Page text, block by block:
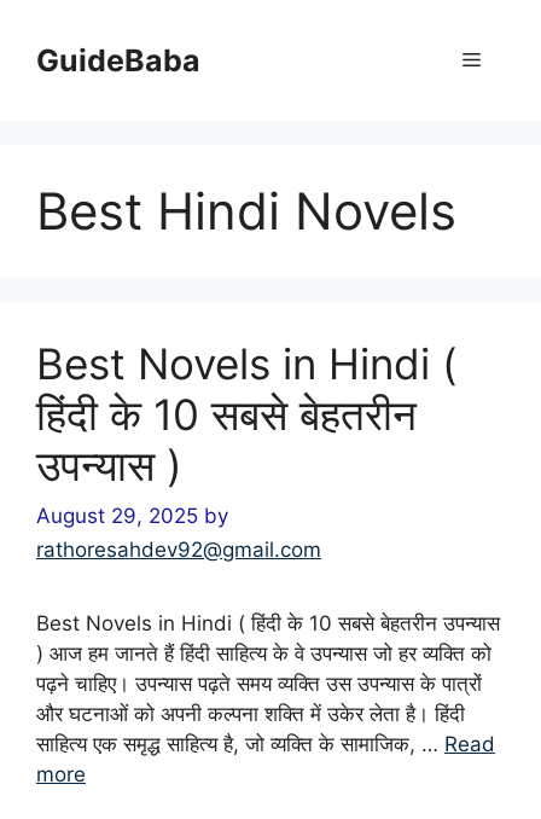
contentGuideBaba Menu
Best Hindi Novels
Best Novels in Hindi (
हिंदी के 10 सबसे बेहतरीन
उपन्यास )
August 29, 2025 by
rathoresahdev92@gmail.com
Best Novels in Hindi ( हिंदी के 10 सबसे बेहतरीन उपन्यास
) आज हम जानते हैं हिंदी साहित्य के वे उपन्यास जो हर व्यक्ति को
पढ़ने चाहिए। उपन्यास पढ़ते समय व्यक्ति उस उपन्यास के पात्रों
और घटनाओं को अपनी कल्पना शक्ति में उकेर लेता है। हिंदी
साहित्य एक समृद्ध साहित्य है, जो व्यक्ति के सामाजिक, … Read
more